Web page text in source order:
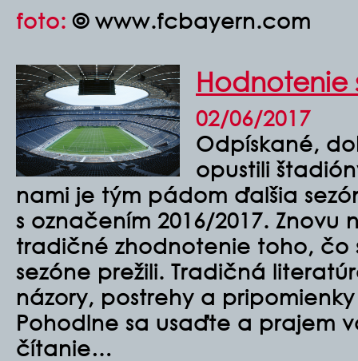
foto: © www.fcbayern.com
Hodnotenie
02/06/2017
Odpískané,
opustili
nami je tým pádom ďalšia
s označením 2016/2017. Znovu
tradičné zhodnotenie toho, čo
sezóne prežili. Tradičná
názory, postrehy a
Pohodlne sa usaďte a prajem
čítanie…